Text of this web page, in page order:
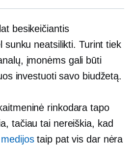
besikeičiantis
sunku neatsilikti. Turint tiek
įmonėms gali būti
investuoti savo biudžetą.
rinkodara tapo
tačiau tai nereiškia, kad
taip pat vis dar nėra